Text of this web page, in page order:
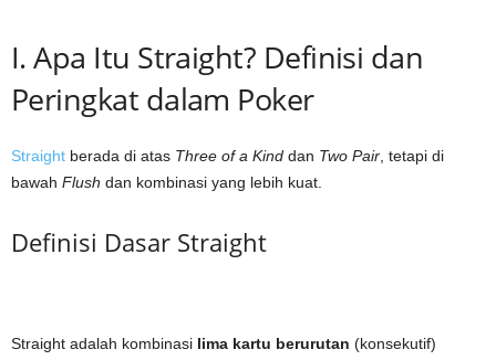
I. Apa Itu Straight? Definisi dan
Peringkat dalam Poker
Straight berada di atas Three of a Kind dan Two Pair , tetapi di
bawah Flush dan kombinasi yang lebih kuat.
Definisi Dasar Straight
Straight adalah kombinasi lima kartu berurutan (konsekutif)